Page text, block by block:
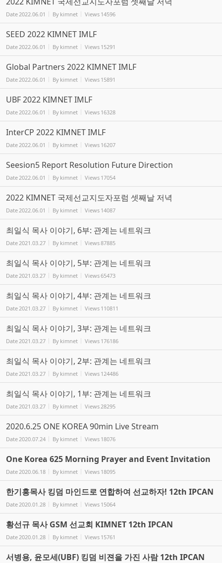
Date 2022.06.01 By kimnet Views 14596
SEED 2022 KIMNET IMLF
Date 2022.06.01 By kimnet Views 15291
Global Partners 2022 KIMNET IMLF
Date 2022.06.01 By kimnet Views 15891
UBF 2022 KIMNET IMLF
Date 2022.06.01 By kimnet Views 16328
InterCP 2022 KIMNET IMLF
Date 2022.06.01 By kimnet Views 16207
Seesion5 Report Resolution Future Direction
Date 2022.06.01 By kimnet Views 17054
2022 KIMNET 국제선교지도자포럼 셋째날 저녁
Date 2022.06.01 By kimnet Views 14087
최일식 목사 이야기, 6부: 관계는 네트워크
Date 2021.03.27 By kimnet Views87885
최일식 목사 이야기, 5부: 관계는 네트워크
Date 2021.03.27 By kimnet Views65473
최일식 목사 이야기, 4부: 관계는 네트워크
Date 2021.03.27 By kimnet Views 110811
최일식 목사 이야기, 3부: 관계는 네트워크
Date 2021.03.27 By kimnet Views 176186
최일식 목사 이야기, 2부: 관계는 네트워크
Date 2021.03.27 By kimnet Views 124486
최일식 목사 이야기, 1부: 관계는 네트워크
Date 2021.03.27 By kimnet Views 28295
2020.6.25 ONE KOREA 90min Live Stream
Date 2020.07.24 By kimnet Views 18076
One Korea 625 Morning Prayer and Event Invitation
Date 2020.06.18 By kimnet Views 18095
한기홍목사 킹덤 마인드로 연합하여 선교하자! 12th IPCAN
Date 2020.01.28 By kimnet Views 15064
황선규 목사 GSM 선교회 KIMNET 12th IPCAN
Date 2020.01.28 By kimnet Views 15761
서병용, 윤모세(UBF) 킹덤 비젼을 가진 사람 12th IPCAN